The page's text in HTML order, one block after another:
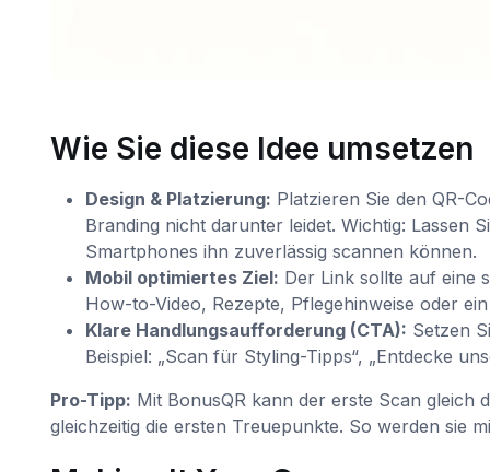
Wie Sie diese Idee umsetzen
Design & Platzierung: Platzieren Sie den QR-
Branding nicht darunter leidet. Wichtig: Lassen
Smartphones ihn zuverlässig scannen können.
Mobil optimiertes Ziel: Der Link sollte auf eine
How-to-Video, Rezepte, Pflegehinweise oder
Klare Handlungsaufforderung (CTA): Setzen
Beispiel: „Scan für Styling-Tipps“, „Entdecke
Pro-Tipp: Mit BonusQR kann der erste Scan gleich
gleichzeitig die ersten Treuepunkte. So werden sie